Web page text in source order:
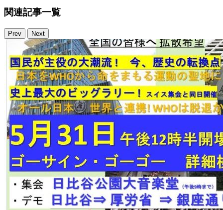
関連記事一覧
Prev Next